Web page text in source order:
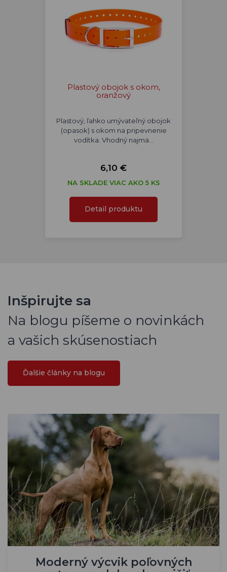
Plastový obojok s okom,
oranžový
Plastový, ľahko umývateľný obojok
(opasok) s okom na pripevnenie
vodítka. Vhodný najmä…
6,10 €
NA SKLADE VIAC AKO 5 KS
Detail produktu
Inšpirujte sa
Na blogu píšeme o novinkách
a vašich skúsenostiach
Ďalšie články na blogu
Moderný výcvik poľovných